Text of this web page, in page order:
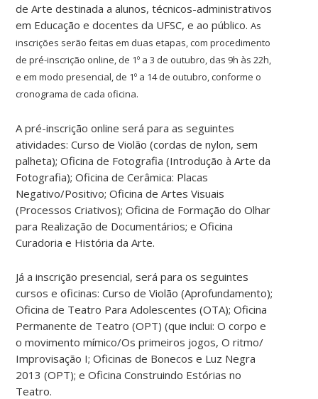
de Arte destinada a alunos, técnicos-administrativos
em Educação e docentes da UFSC, e ao público.As
inscrições serão feitas em duas etapas, com procedimento
de pré-inscrição online, de 1º a 3 de outubro, das 9h às 22h,
e em modo presencial, de 1º a 14 de outubro, conforme o
cronograma de cada oficina.
A pré-inscrição online será para as seguintes
atividades: Curso de Violão (cordas de nylon, sem
palheta); Oficina de Fotografia (Introdução à Arte da
Fotografia); Oficina de Cerâmica: Placas
Negativo/Positivo; Oficina de Artes Visuais
(Processos Criativos); Oficina de Formação do Olhar
para Realização de Documentários; e Oficina
Curadoria e História da Arte.
Já a inscrição presencial, será para os seguintes
cursos e oficinas: Curso de Violão (Aprofundamento);
Oficina de Teatro Para Adolescentes (OTA); Oficina
Permanente de Teatro (OPT) (que inclui: O corpo e
o movimento mímico/Os primeiros jogos, O ritmo/
Improvisação I; Oficinas de Bonecos e Luz Negra
2013 (OPT); e Oficina Construindo Estórias no
Teatro.